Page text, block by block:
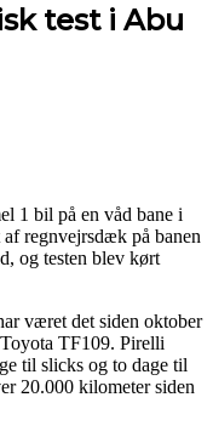
test i Abu
1 bil på en våd bane i
regnvejrsdæk på banen
og testen blev kørt
været det siden oktober
TF109. Pirelli
til slicks og to dage til
20.000 kilometer siden